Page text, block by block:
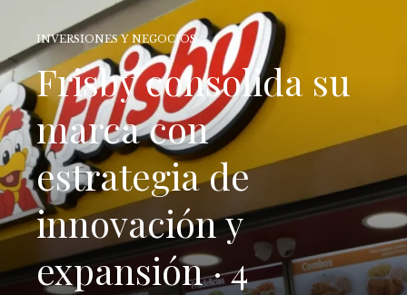
INVERSIONES Y NEGOCIOS
Frisby consolida su
marca con
estrategia de
innovación y
expansión · 4